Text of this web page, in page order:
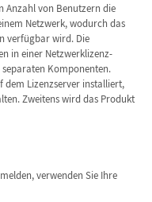
Anzahl von Benutzern die
Netzwerk, wodurch das
verfügbar wird. Die
in einer Netzwerklizenz-
Komponenten.
dem Lizenzserver installiert,
Zweitens wird das Produkt
verwenden Sie Ihre